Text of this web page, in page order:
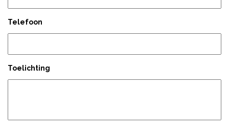
Telefoon
Toelichting